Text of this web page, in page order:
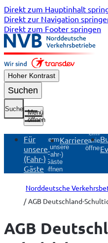
Direkt zum Hauptinhalt
Direkt zur Navigation
Direkt zum Footer springen
Hoher Kontrast
Suchen
Suche
Menü
öffnen
Für
unsere
(Fahr-)
Gäste
Untermenü
Für unsere
(Fahr-)
Gäste
öffnen
KarriereKarriere
öffnen
Norddeutsche
AGB Deutschland-
AGB